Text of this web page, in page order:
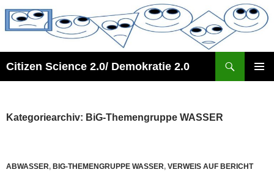
Zum
Inhalt
Citizen Science 2.0/ Demokratie 2.0
Kategoriearchiv: BiG-Themengruppe WASSER
ABWASSER, BIG-THEMENGRUPPE WASSER, VERWEIS AUF BERICHT